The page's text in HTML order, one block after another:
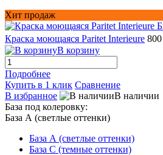
Хит продаж
Краска моющаяся Paritet Interieure
В корзину
Подробнее
Купить в 1 клик Сравнение
В избранное
В наличии
База под колеровку:
База А (светлые оттенки)
База А (светлые оттенки)
База С (темные оттенки)